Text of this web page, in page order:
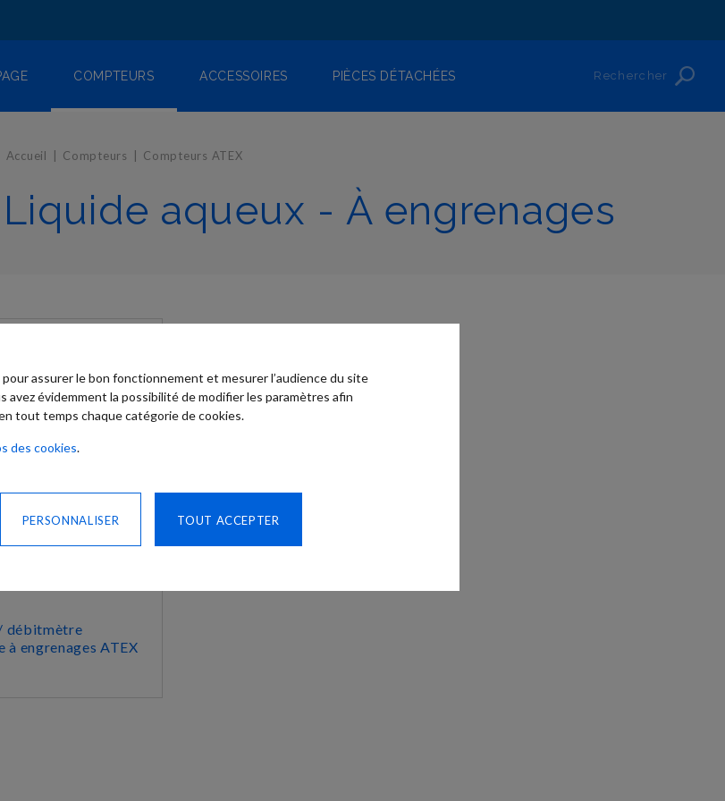
Rechercher
COMPTEURS ACCESSOIRES PIÈCES DÉTACHÉES
Accueil Compteurs Compteurs ATEX
aqueux - À engrenages
débitmètre
à engrenages ATEX
assurer le bon fonctionnement et mesurer l’audience du site
avez évidemment la possibilité de modifier les paramètres afin
tout temps chaque catégorie de cookies.
des cookies.
TOUT ACCEPTER
PERSONNALISER